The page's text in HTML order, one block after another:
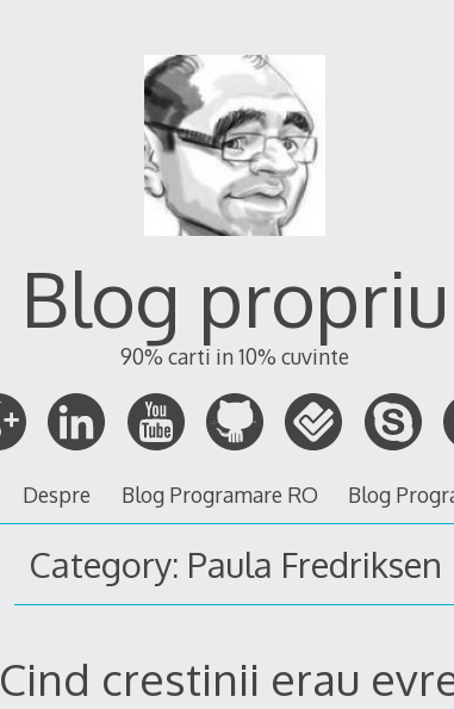
Blog propriu
90% carti in 10% cuvinte
Despre Blog Programare RO Blog
Category: Paula Fredriksen
Cind crestinii erau